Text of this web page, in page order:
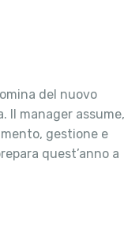
del nuovo
Il manager assume,
gestione e
quest’anno a